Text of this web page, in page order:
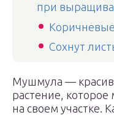
при
Сохнут
Мушмула —
растение,
на своем участке.